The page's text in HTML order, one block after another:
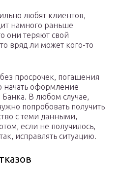
любят клиентов,
намного раньше
они теряют свой
вряд ли может кого-то
просрочек, погашения
начать оформление
В любом случае,
попробовать получить
с теми данными,
если не получилось,
исправлять ситуацию.